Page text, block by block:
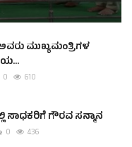
ಮುಖ್ಯಮಂತ್ರಿಗಳ
0 610
ಸಾಧಕರಿಗೆ ಗೌರವ ಸನ್ಮಾನ
0 436